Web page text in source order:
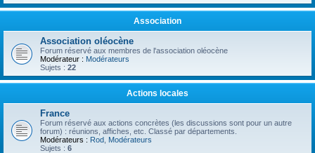
Association
Association oléocène
Forum réservé aux membres de l'association oléocène
Modérateur : Modérateurs
Sujets : 22
Actions locales
France
Forum réservé aux actions concrètes (les discussions sont pour un autre
forum) : réunions, affiches, etc. Classé par départements.
Modérateurs : Rod Modérateurs
Sujets : 6